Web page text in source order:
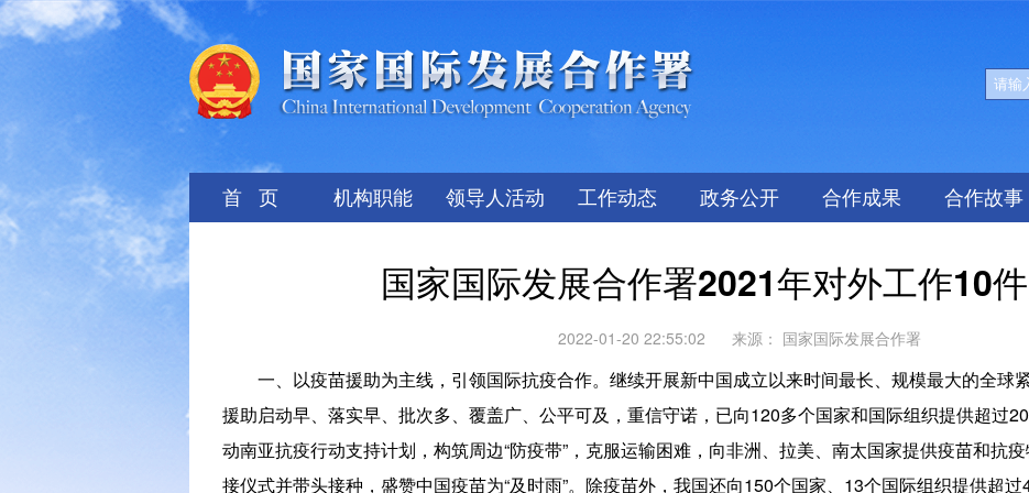
首 页 机构职能 领导人活动 工作动态 政务公开 合作成果 合作故事
国家国际发展合作署2021年对外工作10
2022-01-20 22:55:02 来源： 国家国际发展合作署
一、以疫苗援助为主线，引领国际抗疫合作。 继续开展新中国成立以来时间最长、规模最大的全球
援助启动早、落实早、批次多、覆盖广、公平可及，重信守诺，已向120多个国家和国际组织提供超过
动南亚抗疫行动支持计划，构筑周边“防疫带”，克服运输困难，向非洲、拉美、南太国家提供疫苗和抗
接仪式并带头接种，盛赞中国疫苗为“及时雨”。除疫苗外，我国还向150个国家、13个国际组织提供超